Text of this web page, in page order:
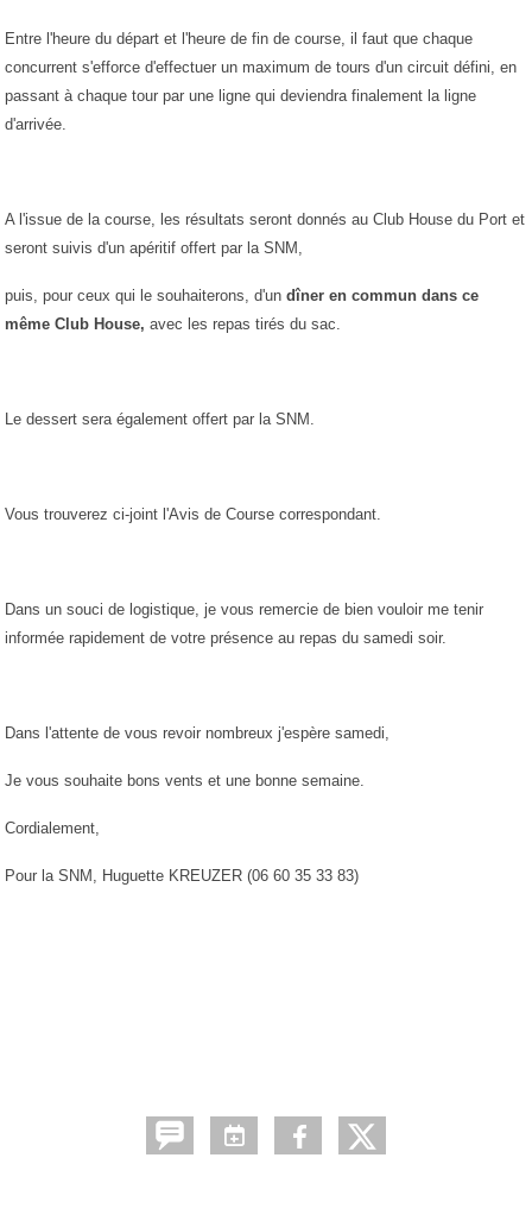
Entre l'heure du départ et l'heure de fin de course, il faut que chaque
concurrent s'efforce d'effectuer un maximum de tours d'un circuit défini, en
passant à chaque tour par une ligne qui deviendra finalement la ligne
d'arrivée.
A l'issue de la course, les résultats seront donnés au Club House du Port et
seront suivis d'un apéritif offert par la SNM,
puis, pour ceux qui le souhaiterons, d'un dîner en commun dans ce
même Club House, avec les repas tirés du sac.
Le dessert sera également offert par la SNM.
Vous trouverez ci-joint l'Avis de Course correspondant.
Dans un souci de logistique, je vous remercie de bien vouloir me tenir
informée rapidement de votre présence au repas du samedi soir.
Dans l'attente de vous revoir nombreux j'espère samedi,
Je vous souhaite bons vents et une bonne semaine.
Cordialement,
Pour la SNM, Huguette KREUZER (06 60 35 33 83)